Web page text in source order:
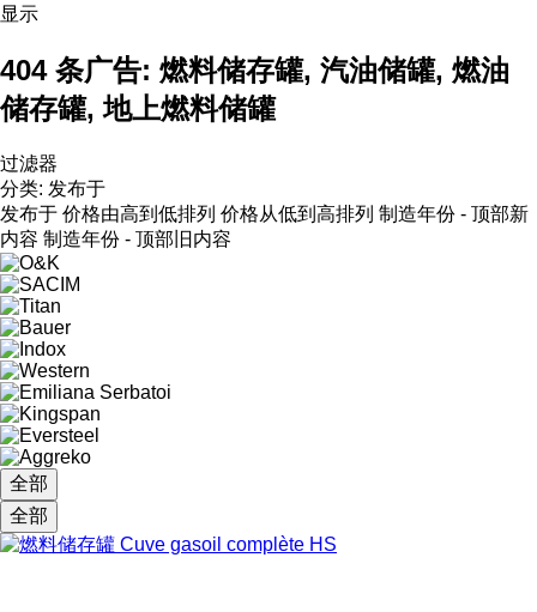
显示
404 条广告: 燃料储存罐, 汽油储罐, 燃油
储存罐, 地上燃料储罐
过滤器
分类: 发布于
发布于 价格由高到低排列 价格从低到高排列 制造年份 - 顶部新
内容 制造年份 - 顶部旧内容
全部
全部